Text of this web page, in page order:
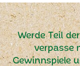
Werde Teil
verpasse
Gewinnspiele